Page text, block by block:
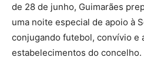
de 28 de junho, Guimarães
uma noite especial de apoio à
conjugando futebol, convívio e
estabelecimentos do concelho.